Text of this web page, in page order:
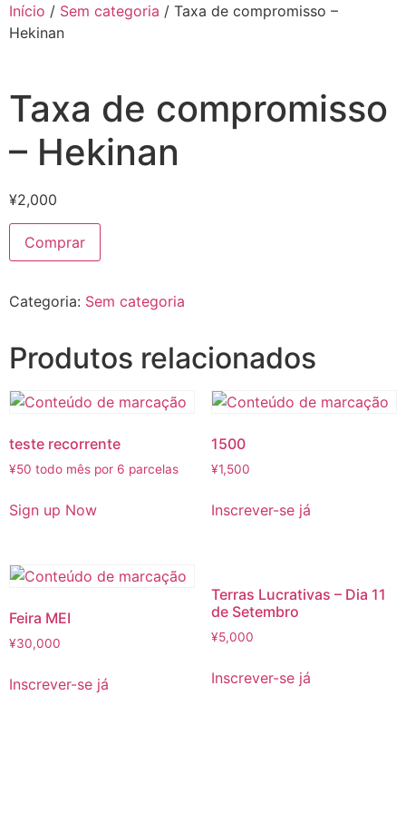
Início / Sem categoria / Taxa de compromisso –
Hekinan
Taxa de compromisso
– Hekinan
¥2,000
Comprar
Categoria: Sem categoria
Produtos relacionados
teste recorrente
¥50 todo mês por 6 parcelas
Sign up Now
1500
¥1,500
Inscrever-se já
Feira MEI
¥30,000
Inscrever-se já
Terras Lucrativas – Dia 11
de Setembro
¥5,000
Inscrever-se já